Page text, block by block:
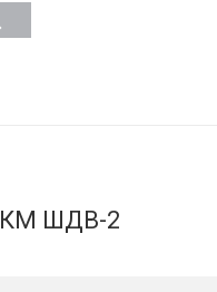
КМ ШДВ-2